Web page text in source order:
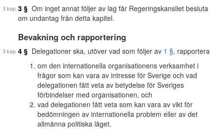
3 § Om inget annat följer av lag får Regeringskansliet besluta
om undantag från detta kapitel.
Bevakning och rapportering
4 § Delegationer ska, utöver vad som följer av 1 §, rapportera
om den internationella organisationens verksamhet i
frågor som kan vara av intresse för Sverige och vad
delegationen fått veta av betydelse för Sveriges
förbindelser med organisationen, och
vad delegationen fått veta som kan vara av vikt för
bedömningen av internationella problem eller av det
allmänna politiska läget.